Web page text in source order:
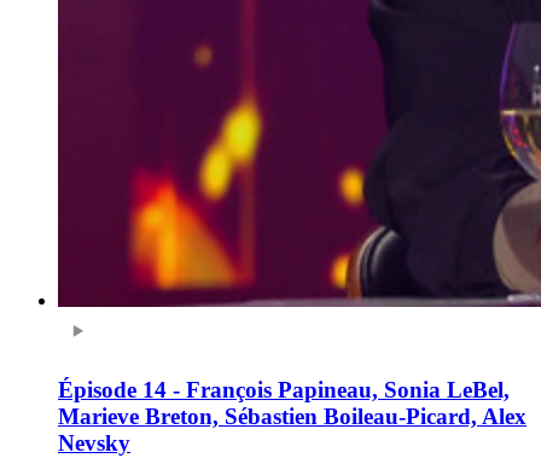
Épisode 14 - François Papineau, Sonia LeBel,
Marieve Breton, Sébastien Boileau-Picard, Alex
Nevsky